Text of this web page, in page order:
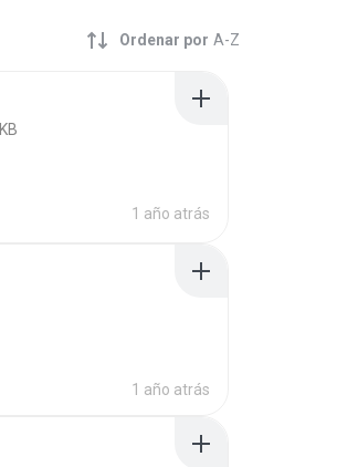
Ordenar por A-Z
1 año atrás
1 año atrás